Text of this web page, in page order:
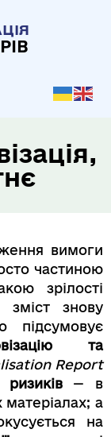
вимоги
частиною
зрілості
зміст знову
підсумовує
та
Report
ризиків— в
а
на